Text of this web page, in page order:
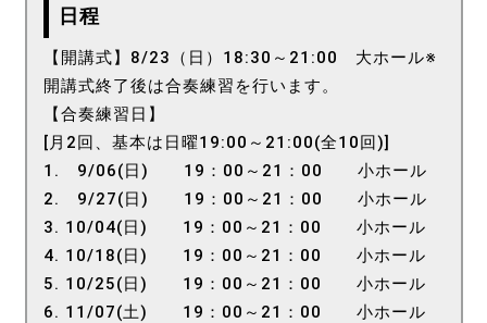
日程
【開講式】8/23（日）18:30～21:00 大ホール※
開講式終了後は合奏練習を行います。
【合奏練習日】
[月2回、基本は日曜19:00～21:00(全10回)]
1. 9/06(日) 19：00～21：00 小ホール
2. 9/27(日) 19：00～21：00 小ホール
3. 10/04(日) 19：00～21：00 小ホール
4. 10/18(日) 19：00～21：00 小ホール
5. 10/25(日) 19：00～21：00 小ホール
6. 11/07(土) 19：00～21：00 小ホール